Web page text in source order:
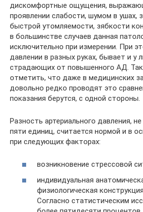
дискомфортные ощущения,
проявлении слабости, шумом в ушах,
быстрой утомляемости, зябкости
в большинстве случаев данная
исключительно при измерении. При
давлении в разных руках, бывает и у
страдающих от повышенного АД.
отметить, что даже в медицинских
довольно редко проводят это
показания берутся, с одной стороны.
Разность артериального давления,
пяти единиц, считается нормой и в
при следующих факторах:
возникновение стрессовой
индивидуальная
физиологическая
Согласно статистическим